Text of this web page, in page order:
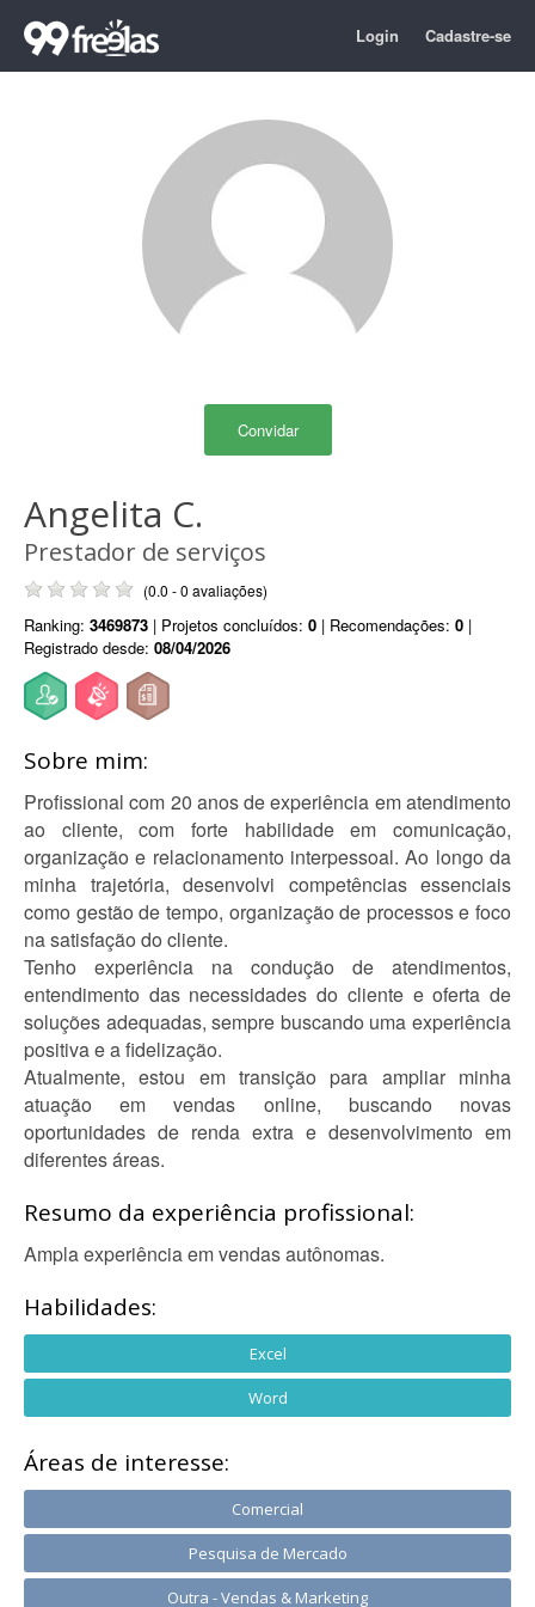
Login Cadastre-se
Convidar
Angelita C.
Prestador de serviços
(0.0 - 0 avaliações)
Ranking: 3469873 | Projetos concluídos: 0 | Recomendações: 0 |
Registrado desde: 08/04/2026
Sobre mim:
Profissional com 20 anos de experiência em atendimento
ao cliente, com forte habilidade em comunicação,
organização e relacionamento interpessoal. Ao longo da
minha trajetória, desenvolvi competências essenciais
como gestão de tempo, organização de processos e foco
na satisfação do cliente.
Tenho experiência na condução de atendimentos,
entendimento das necessidades do cliente e oferta de
soluções adequadas, sempre buscando uma experiência
positiva e a fidelização.
Atualmente, estou em transição para ampliar minha
atuação em vendas online, buscando novas
oportunidades de renda extra e desenvolvimento em
diferentes áreas.
Resumo da experiência profissional:
Ampla experiência em vendas autônomas.
Habilidades:
Excel
Word
Áreas de interesse:
Comercial
Pesquisa de Mercado
Outra - Vendas & Marketing